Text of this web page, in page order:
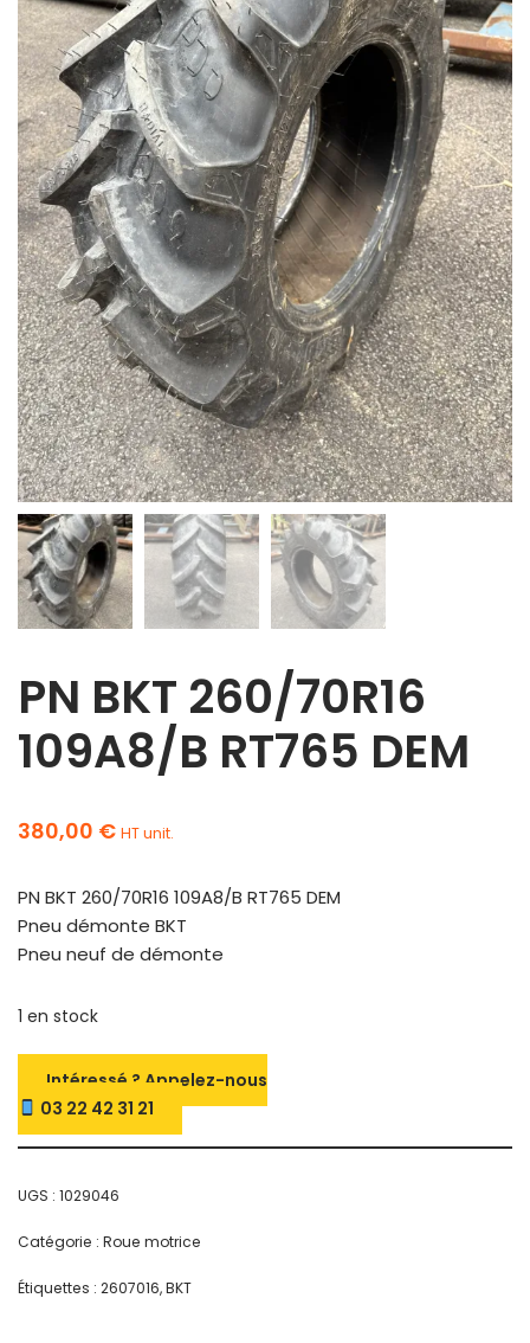
PN BKT 260/70R16
109A8/B RT765 DEM
380,00 € HT unit.
PN BKT 260/70R16 109A8/B RT765 DEM
Pneu démonte BKT
Pneu neuf de démonte
1 en stock
Intéressé ? Appelez-nous
03 22 42 31 21
UGS : 1029046
Catégorie : Roue motrice
Étiquettes : 2607016,BKT